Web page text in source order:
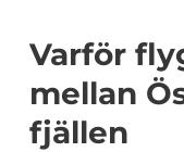
Varför
mellan
fjällen